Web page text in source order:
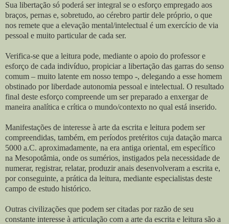
Sua libertação só poderá ser integral se o esforço empregado aos
braços, pernas e, sobretudo, ao cérebro partir dele próprio, o que
nos remete que a elevação mental/intelectual é um exercício de via
pessoal e muito particular de cada ser.
Verifica-se que a leitura pode, mediante o apoio do professor e
esforço de cada indivíduo, propiciar a libertação das garras do senso
comum – muito latente em nosso tempo -, delegando a esse homem
obstinado por liberdade autonomia pessoal e intelectual. O resultado
final deste esforço compreende um ser preparado a enxergar de
maneira analítica e crítica o mundo/contexto no qual está inserido.
Manifestações de interesse à arte da escrita e leitura podem ser
compreendidas, também, em períodos pretéritos cuja datação marca
5000 a.C. aproximadamente, na era antiga oriental, em específico
na Mesopotâmia, onde os sumérios, instigados pela necessidade de
numerar, registrar, relatar, produzir anais desenvolveram a escrita e,
por conseguinte, a prática da leitura, mediante especialistas deste
campo de estudo histórico.
Outras civilizações que podem ser citadas por razão de seu
constante interesse à articulação com a arte da escrita e leitura são a